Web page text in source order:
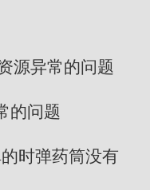
源异常的问题
的问题
时弹药筒没有